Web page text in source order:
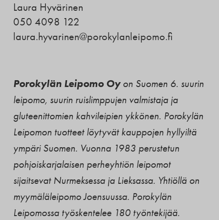
Laura Hyvärinen
050 4098 122
laura.hyvarinen@porokylanleipomo.fi
Porokylän Leipomo Oyon Suomen 6. suurin
leipomo, suurin ruislimppujen valmistaja ja
gluteenittomien kahvileipien ykkönen. Porokylän
Leipomon tuotteet löytyvät kauppojen hyllyiltä
ympäri Suomen. Vuonna 1983 perustetun
pohjoiskarjalaisen perheyhtiön leipomot
sijaitsevat Nurmeksessa ja Lieksassa. Yhtiöllä on
myymäläleipomo Joensuussa. Porokylän
Leipomossa työskentelee 180 työntekijää.